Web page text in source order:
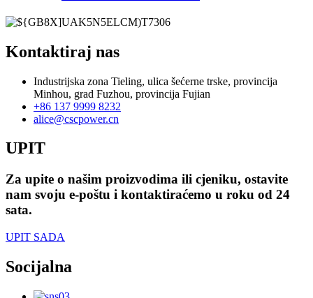
Kontaktiraj nas
Industrijska zona Tieling, ulica šećerne trske, provincija
Minhou, grad Fuzhou, provincija Fujian
+86 137 9999 8232
alice@cscpower.cn
UPIT
Za upite o našim proizvodima ili cjeniku, ostavite
nam svoju e-poštu i kontaktiraćemo u roku od 24
sata.
UPIT SADA
Socijalna